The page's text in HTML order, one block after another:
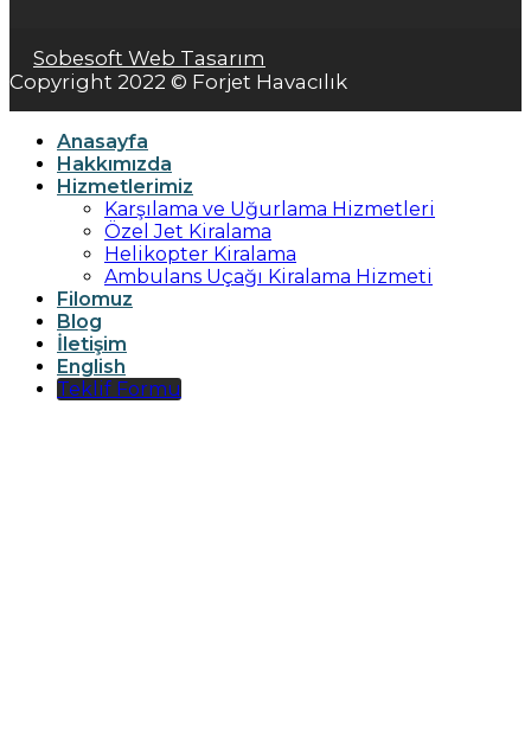
Sobesoft Web Tasarım
Copyright 2022 © Forjet Havacılık
Anasayfa
Hakkımızda
Hizmetlerimiz
Karşılama ve Uğurlama Hizmetleri
Özel Jet Kiralama
Helikopter Kiralama
Ambulans Uçağı Kiralama Hizmeti
Filomuz
Blog
İletişim
English
Teklif Formu